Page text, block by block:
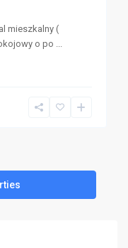
mieszkalny (
o po ...